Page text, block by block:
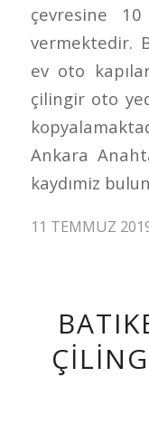
çevresine
vermektedir.
ev oto
çilingir oto
Ankara
kaydımiz
11 TEMMUZ